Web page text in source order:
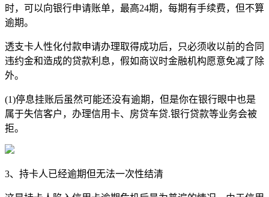
时，可以向银行申请账单，最高24期，每期有手续费，但不算
逾期。
透支卡人性化付款申请办理取得成功后，只必须收以前的合同
违约金和造成的贷款利息，假如商议时金融机构愿意免减了除
外。
(1)停息挂账后虽然可能还没有逾期，但是你在银行眼中也是
属于失信客户，办理信用卡、房贷车贷.银行贷款等业务会被
拒。
3、持卡人已经逾期但无法一次性结清